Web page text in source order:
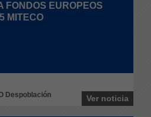
FONDOS EUROPEOS
MITECO
Despoblación
Ver noticia